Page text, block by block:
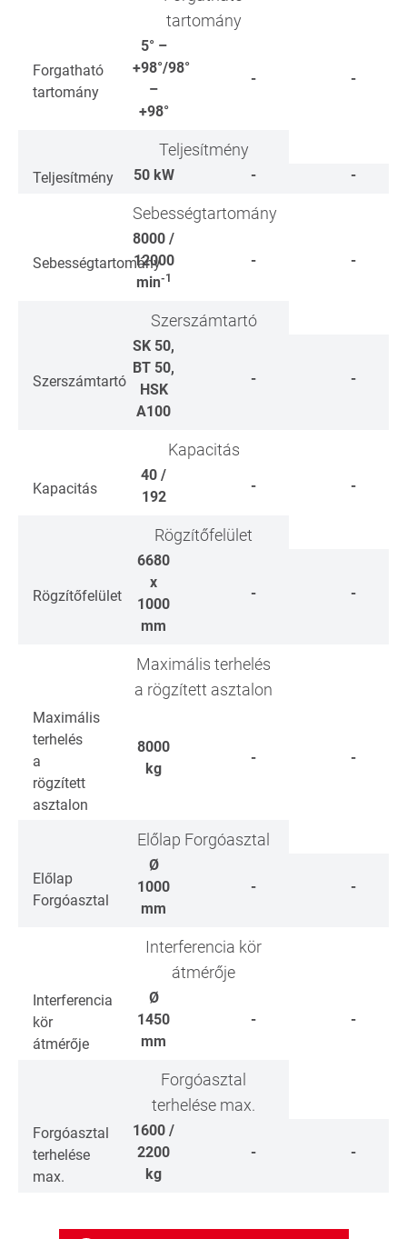
tartomány
Forgatható
tartomány
5° –
+98°/98°
–
+98°
- -
Teljesítmény
Teljesítmény 50 kW - -
Sebességtartomány
Sebességtartomány
8000 /
12000
min-1
- -
Szerszámtartó
Szerszámtartó
SK 50,
BT 50,
HSK
A100
- -
Kapacitás
Kapacitás
40 /
192
- -
Rögzítőfelület
Rögzítőfelület
6680
x
1000
mm
- -
Maximális terhelés
a rögzített asztalon
Maximális
terhelés
a
rögzített
asztalon
8000
kg
- -
Előlap Forgóasztal
Előlap
Forgóasztal
Ø
1000
mm
- -
Interferencia kör
átmérője
Interferencia
kör
átmérője
Ø
1450
mm
- -
Forgóasztal
terhelése max.
Forgóasztal
terhelése
max.
1600 /
2200
kg
- -